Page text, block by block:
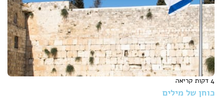
4 דקות קריאה
כוחן של מילים